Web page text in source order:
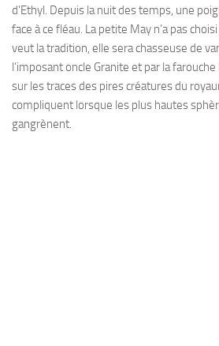
d’Ethyl. Depuis la nuit des temps, une
face à ce fléau. La petite May n’a pas
veut la tradition, elle sera chasseuse de
l’imposant oncle Granite et par la
sur les traces des pires créatures du
compliquent lorsque les plus hautes
gangrènent.